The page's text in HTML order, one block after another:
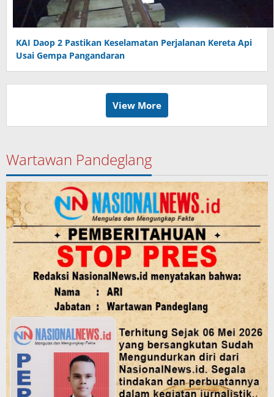
KAI Daop 2 Pastikan Keselamatan Perjalanan Kereta Api
Usai Gempa Pangandaran
View More
Wartawan Pandeglang